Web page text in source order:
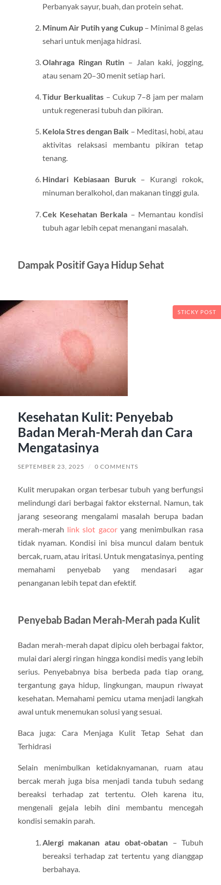
Perbanyak sayur, buah, dan protein sehat.
Minum Air Putih yang Cukup– Minimal 8 gelas
sehari untuk menjaga hidrasi.
Olahraga Ringan Rutin – Jalan kaki, jogging,
atau senam 20–30 menit setiap hari.
Tidur Berkualitas – Cukup 7–8 jam per malam
untuk regenerasi tubuh dan pikiran.
Kelola Stres dengan Baik – Meditasi, hobi, atau
aktivitas relaksasi membantu pikiran tetap
tenang.
Hindari Kebiasaan Buruk– Kurangi rokok,
minuman beralkohol, dan makanan tinggi gula.
Cek Kesehatan Berkala – Memantau kondisi
tubuh agar lebih cepat menangani masalah.
Dampak Positif Gaya Hidup Sehat
STICKY POST
Kesehatan Kulit: Penyebab
Badan Merah-Merah dan Cara
Mengatasinya
SEPTEMBER 23, 2025 / 0 COMMENTS
Kulit merupakan organ terbesar tubuh yang berfungsi
melindungi dari berbagai faktor eksternal. Namun, tak
jarang seseorang mengalami masalah berupa badan
merah-merah link slot gacoryang menimbulkan rasa
tidak nyaman. Kondisi ini bisa muncul dalam bentuk
bercak, ruam, atau iritasi. Untuk mengatasinya, penting
memahami penyebab yang mendasari agar
penanganan lebih tepat dan efektif.
Penyebab Badan Merah-Merah pada Kulit
Badan merah-merah dapat dipicu oleh berbagai faktor,
mulai dari alergi ringan hingga kondisi medis yang lebih
serius. Penyebabnya bisa berbeda pada tiap orang,
tergantung gaya hidup, lingkungan, maupun riwayat
kesehatan. Memahami pemicu utama menjadi langkah
awal untuk menemukan solusi yang sesuai.
Baca juga: Cara Menjaga Kulit Tetap Sehat dan
Terhidrasi
Selain menimbulkan ketidaknyamanan, ruam atau
bercak merah juga bisa menjadi tanda tubuh sedang
bereaksi terhadap zat tertentu. Oleh karena itu,
mengenali gejala lebih dini membantu mencegah
kondisi semakin parah.
Alergi makanan atau obat-obatan– Tubuh
bereaksi terhadap zat tertentu yang dianggap
berbahaya.